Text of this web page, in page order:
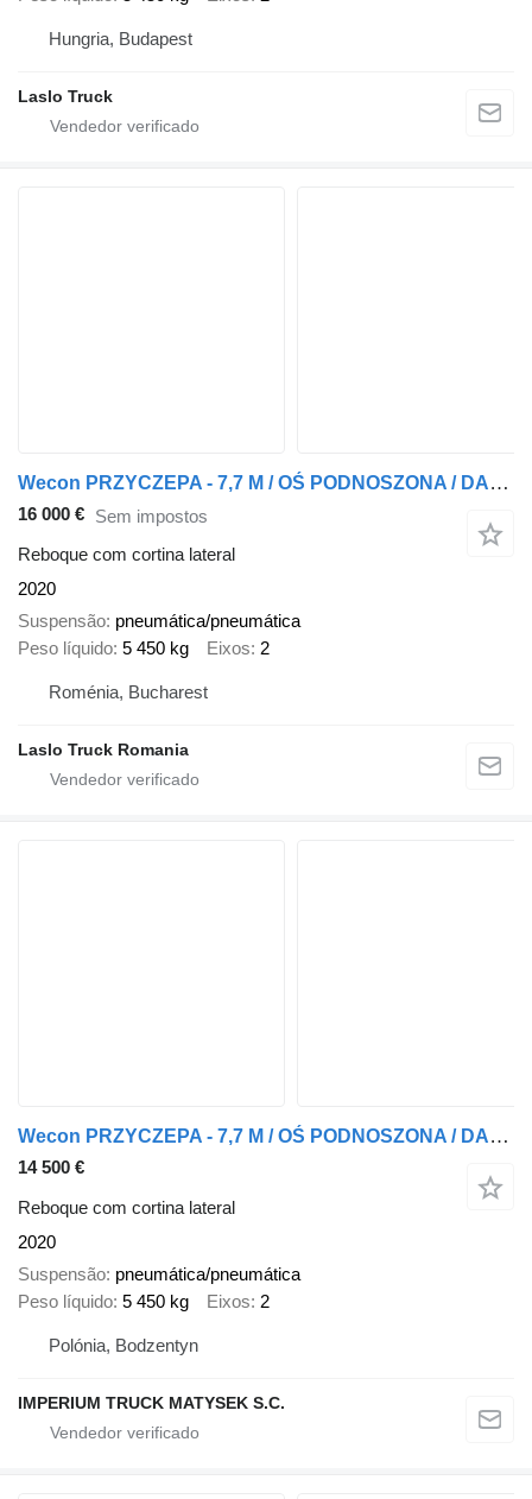
Hungria, Budapest
Laslo Truck
Wecon PRZYCZEPA - 7,7 M / OŚ PODNOSZONA / DACH PODNOSZONY / ZAWIESIE D
16 000 € Sem impostos
Reboque com cortina lateral
2020
Suspensão pneumática/pneumática
Peso líquido 5 450 kg Eixos 2
Roménia, Bucharest
Laslo Truck Romania
Wecon PRZYCZEPA - 7,7 M / OŚ PODNOSZONA / DACH PODNOSZONY / ZAWIESIE D
14 500 €
Reboque com cortina lateral
2020
Suspensão pneumática/pneumática
Peso líquido 5 450 kg Eixos 2
Polónia, Bodzentyn
IMPERIUM TRUCK MATYSEK S.C.